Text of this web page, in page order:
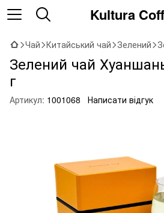
Kultura
Чай Китайський чай Зелений
Зелений чай
г
Артикул: 1001068 Написати відгук